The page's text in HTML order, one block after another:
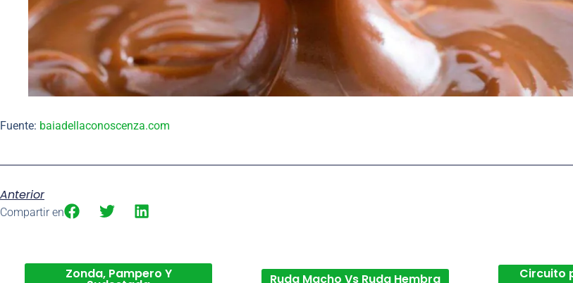
Fuente: baiadellaconoscenza.com
Anterior
Compartir en
Zonda, Pampero Y Ruda Macho Vs Ruda Hembra Circuito